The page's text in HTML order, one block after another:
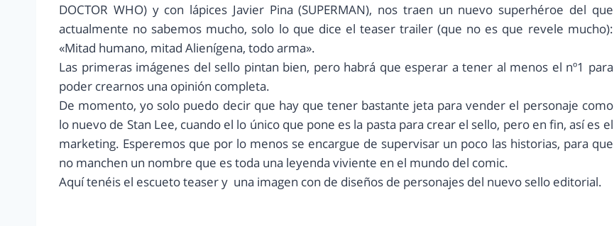
DOCTOR WHO) y con lápices Javier Pina (SUPERMAN), nos traen un nuevo superhéroe del que
actualmente no sabemos mucho, solo lo que dice el teaser trailer (que no es que revele mucho):
«Mitad humano, mitad Alienígena, todo arma».
Las primeras imágenes del sello pintan bien, pero habrá que esperar a tener al menos el nº1 para
poder crearnos una opinión completa.
De momento, yo solo puedo decir que hay que tener bastante jeta para vender el personaje como
lo nuevo de Stan Lee, cuando el lo único que pone es la pasta para crear el sello, pero en fin, así es el
marketing. Esperemos que por lo menos se encargue de supervisar un poco las historias, para que
no manchen un nombre que es toda una leyenda viviente en el mundo del comic.
Aquí tenéis el escueto teaser y una imagen con de diseños de personajes del nuevo sello editorial.